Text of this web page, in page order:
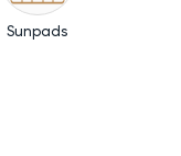
Sunpads